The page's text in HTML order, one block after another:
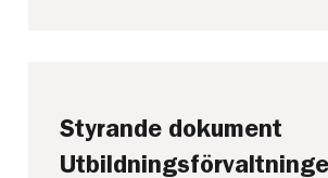
Styrande dokument